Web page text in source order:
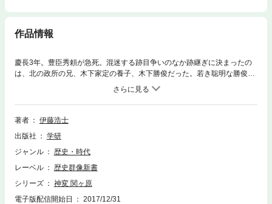
作品情報
慶長3年。豊臣秀頼が急死。混迷する跡目争いのなか跡継ぎに決まったの
は、北の政所の兄、木下家定の養子、木下勝俊だった。若き聡明な勝俊
が、真田信繁らとともに、徳川の天下簒奪から豊臣家を守るために立ち上
がる。ここに天下を二分する戦いが始まった！！
著者
伊藤浩士
出版社
学研
ジャンル
歴史・時代
レーベル
歴史群像新書
シリーズ
神変 関ヶ原
電子版配信開始日
2017/12/31